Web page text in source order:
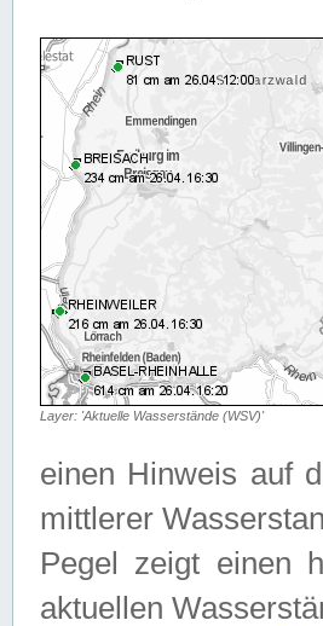
Layer: 'Aktuelle Wasserstände (WSV)'
einen Hinweis auf
mittlerer
Pegel zeigt einen
aktuellen